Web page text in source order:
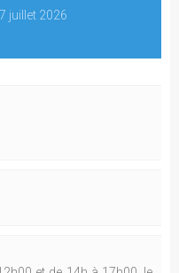
juillet 2026